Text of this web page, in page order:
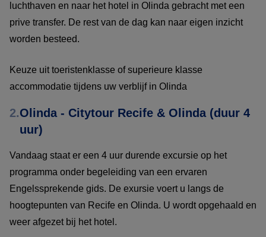
luchthaven en naar het hotel in Olinda gebracht met een
prive transfer. De rest van de dag kan naar eigen inzicht
worden besteed.
Keuze uit toeristenklasse of superieure klasse
accommodatie tijdens uw verblijf in Olinda
2.Olinda - Citytour Recife & Olinda (duur 4
uur)
Vandaag staat er een 4 uur durende excursie op het
programma onder begeleiding van een ervaren
Engelssprekende gids. De exursie voert u langs de
hoogtepunten van Recife en Olinda. U wordt opgehaald en
weer afgezet bij het hotel.